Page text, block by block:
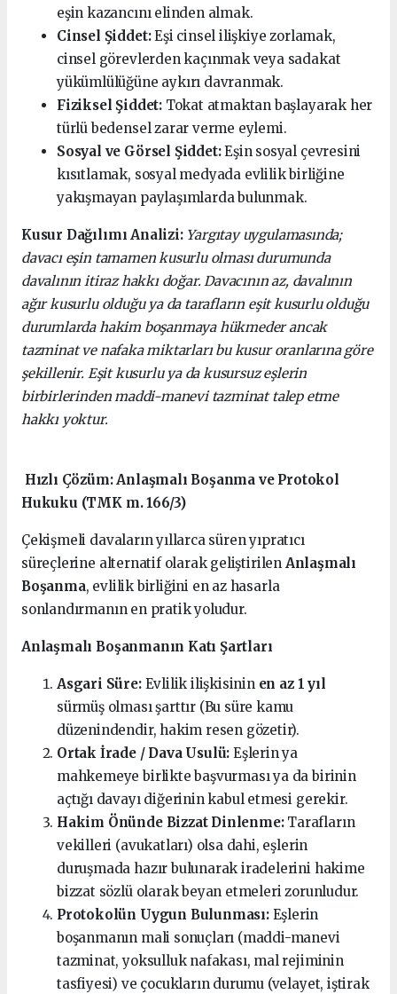
eşin kazancını elinden almak.
Cinsel Şiddet:Eşi cinsel ilişkiye zorlamak,
cinsel görevlerden kaçınmak veya sadakat
yükümlülüğüne aykırı davranmak.
Fiziksel Şiddet:Tokat atmaktan başlayarak her
türlü bedensel zarar verme eylemi.
Sosyal ve Görsel Şiddet:Eşin sosyal çevresini
kısıtlamak, sosyal medyada evlilik birliğine
yakışmayan paylaşımlarda bulunmak.
Kusur Dağılımı Analizi: Yargıtay uygulamasında;
davacı eşin tamamen kusurlu olması durumunda
davalının itiraz hakkı doğar. Davacının az, davalının
ağır kusurlu olduğu ya da tarafların eşit kusurlu olduğu
durumlarda hakim boşanmaya hükmeder ancak
tazminat ve nafaka miktarları bu kusur oranlarına göre
şekillenir. Eşit kusurlu ya da kusursuz eşlerin
birbirlerinden maddi-manevi tazminat talep etme
hakkı yoktur.
Hızlı Çözüm: Anlaşmalı Boşanma ve Protokol
Hukuku (TMK m. 166/3)
Çekişmeli davaların yıllarca süren yıpratıcı
süreçlerine alternatif olarak geliştirilen Anlaşmalı
Boşanma, evlilik birliğini en az hasarla
sonlandırmanın en pratik yoludur.
Anlaşmalı Boşanmanın Katı Şartları
Asgari Süre:Evlilik ilişkisinin en az 1 yıl
sürmüş olması şarttır (Bu süre kamu
düzenindendir, hakim resen gözetir).
Ortak İrade / Dava Usulü: Eşlerin ya
mahkemeye birlikte başvurması ya da birinin
açtığı davayı diğerinin kabul etmesi gerekir.
Hakim Önünde Bizzat Dinlenme:Tarafların
vekilleri (avukatları) olsa dahi, eşlerin
duruşmada hazır bulunarak iradelerini hakime
bizzat sözlü olarak beyan etmeleri zorunludur.
Protokolün Uygun Bulunması:Eşlerin
boşanmanın mali sonuçları (maddi-manevi
tazminat, yoksulluk nafakası, mal rejiminin
tasfiyesi) ve çocukların durumu (velayet, iştirak